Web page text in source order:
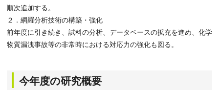
順次追加する。
２．網羅分析技術の構築・強化
前年度に引き続き、試料の分析、データベースの拡充を進め、化学
物質漏洩事故等の非常時における対応力の強化も図る。
今年度の研究概要